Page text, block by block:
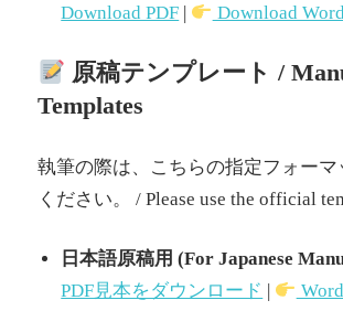
Download PDF | Download
原稿テンプレート /
Templates
執筆の際は、こちらの指定フォーマ
ください。 / Please use the official
日本語原稿用 (For Japanese
PDF見本をダウンロード